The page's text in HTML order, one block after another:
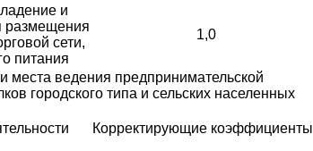
и
размещения
сети,
питания
1,0
ведения предпринимательской
городского типа и сельских населенных
Корректирующие коэффициенты